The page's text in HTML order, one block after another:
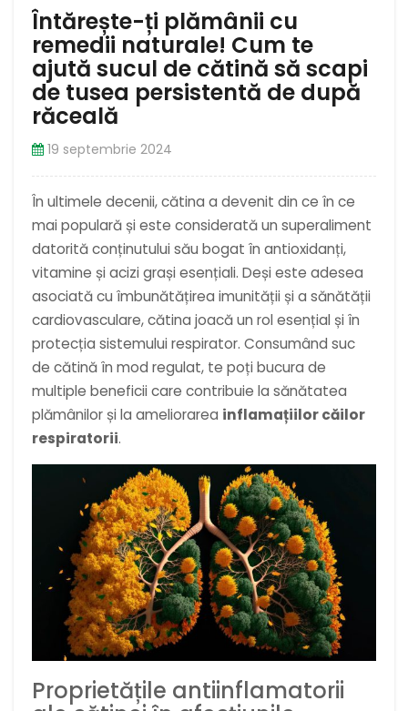
Întărește-ți plămânii cu
remedii naturale! Cum te
ajută sucul de cătină să scapi
de tusea persistentă de după
răceală
19 septembrie 2024
În ultimele decenii, cătina a devenit din ce în ce
mai populară și este considerată un superaliment
datorită conținutului său bogat în antioxidanți,
vitamine și acizi grași esențiali. Deși este adesea
asociată cu îmbunătățirea imunității și a sănătății
cardiovasculare, cătina joacă un rol esențial și în
protecția sistemului respirator. Consumând suc
de cătină în mod regulat, te poți bucura de
multiple beneficii care contribuie la sănătatea
plămânilor și la ameliorarea inflamațiilor căilor
respiratorii.
Proprietățile antiinflamatorii